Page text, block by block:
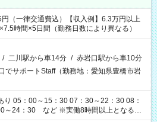
（一律交通費込）【収入例】6.3万円以上
時間×5日間（勤務日数により異なる）
/ 二川駅から車14分 / 赤岩口駅から車10分
でサポートStaff（勤務地：愛知県豊橋市岩
り 05：00～15：30 07：30～22：30 08：
～24：30 など ※実働8時間以上となる勤